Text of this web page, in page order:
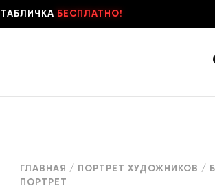
БЕСПЛАТНО!
ГЛАВНАЯ / ПОРТРЕТ ХУДОЖНИКОВ /
ПОРТРЕТ